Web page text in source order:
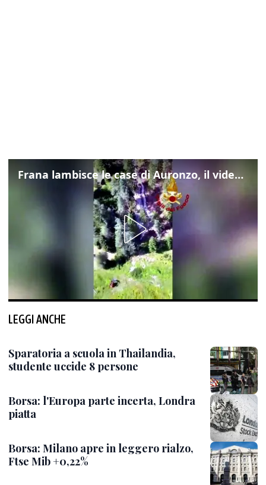
Frana lambisce le case di Auronzo, il video dall'elicottero dei vigili del fuoco
LEGGI ANCHE
Sparatoria a scuola in Thailandia,
studente uccide 8 persone
Borsa: l'Europa parte incerta, Londra
piatta
Borsa: Milano apre in leggero rialzo,
Ftse Mib +0,22%